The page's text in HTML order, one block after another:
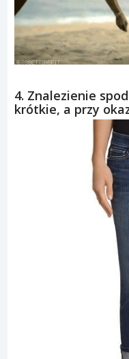
4. Znalezienie
krótkie, a przy